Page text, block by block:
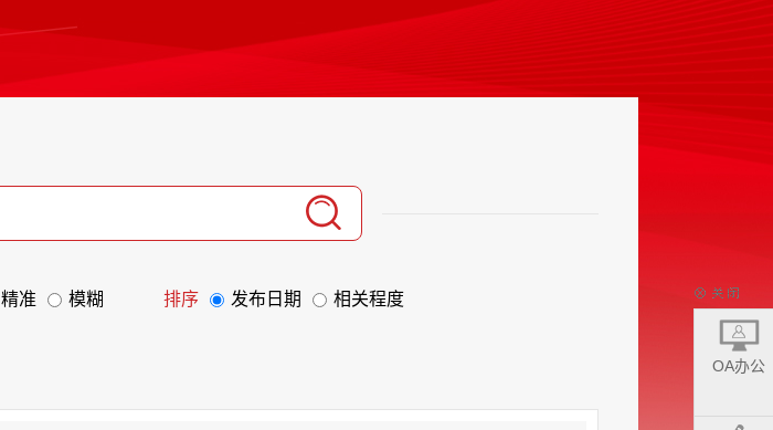
精准 模糊 排序 发布日期 相关程度
OA办公